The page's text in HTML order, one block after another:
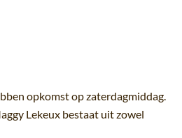
opkomst op zaterdagmiddag.
Lekeux bestaat uit zowel